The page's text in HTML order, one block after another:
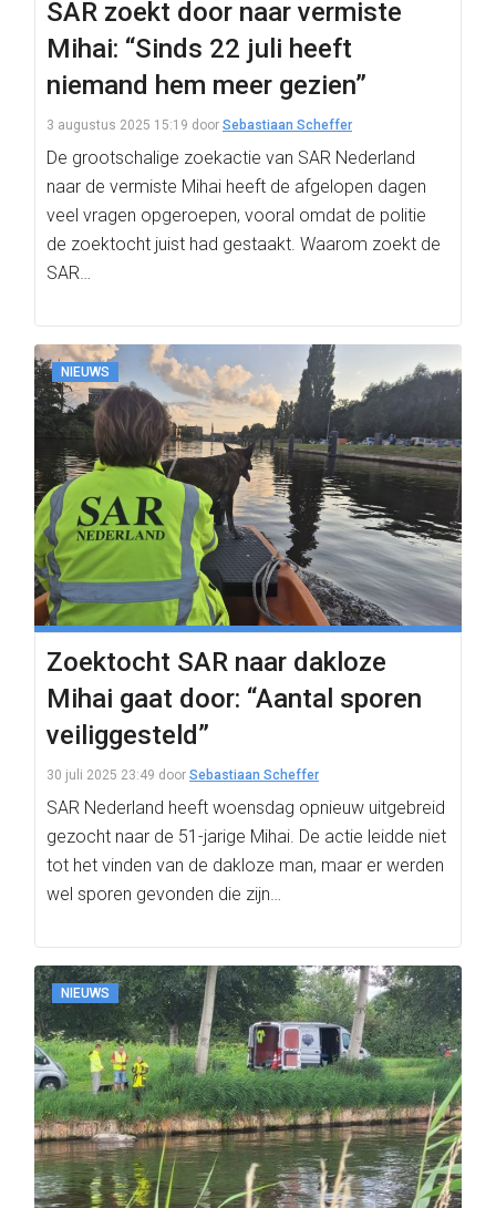
SAR zoekt door naar vermiste
Mihai: “Sinds 22 juli heeft
niemand hem meer gezien”
3 augustus 2025 15:19 door Sebastiaan Scheffer
De grootschalige zoekactie van SAR Nederland
naar de vermiste Mihai heeft de afgelopen dagen
veel vragen opgeroepen, vooral omdat de politie
de zoektocht juist had gestaakt. Waarom zoekt de
SAR…
NIEUWS
Zoektocht SAR naar dakloze
Mihai gaat door: “Aantal sporen
veiliggesteld”
30 juli 2025 23:49 door Sebastiaan Scheffer
SAR Nederland heeft woensdag opnieuw uitgebreid
gezocht naar de 51-jarige Mihai. De actie leidde niet
tot het vinden van de dakloze man, maar er werden
wel sporen gevonden die zijn…
NIEUWS